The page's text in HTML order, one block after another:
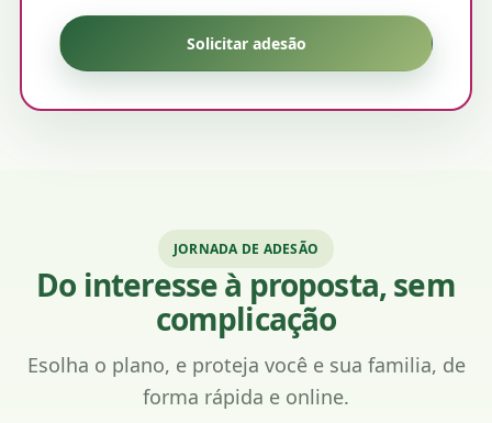
Solicitar adesão
JORNADA DE ADESÃO
Do interesse à proposta, sem
complicação
Esolha o plano, e proteja você e sua familia, de
forma rápida e online.